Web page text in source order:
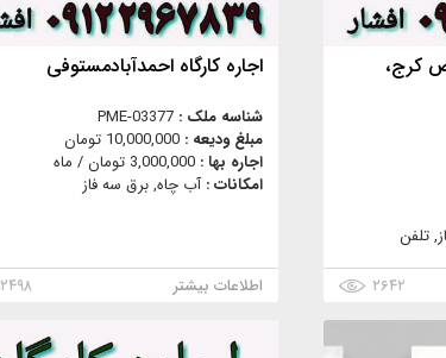
کرج،
تلفن
۲۶۴۲
اجاره کارگاه احمدآبادمستوفی
شناسه ملک : PME-03377
مبلغ ودیعه : 10,000,000 تومان
اجاره بها : 3,000,000 تومان / ماه
امکانات :آب چاه, برق سه فاز
اطلاعات بیشتر ۲۴۹۸